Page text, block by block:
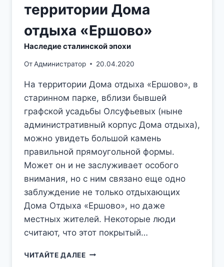
территории Дома
отдыха «Ершово»
Наследие сталинской эпохи
ОтАдминистратор 20.04.2020
На территории Дома отдыха «Ершово», в
старинном парке, вблизи бывшей
графской усадьбы Олсуфьевых (ныне
административный корпус Дома отдыха),
можно увидеть большой камень
правильной прямоугольной формы.
Может он и не заслуживает особого
внимания, но с ним связано еще одно
заблуждение не только отдыхающих
Дома Отдыха «Ершово», но даже
местных жителей. Некоторые люди
считают, что этот покрытый…
ЧИТАЙТЕ ДАЛЕЕЗАГАДОЧНЫЙ